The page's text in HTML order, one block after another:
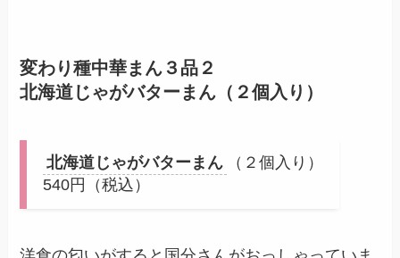
変わり種中華まん３品２
北海道じゃがバターまん（２個入り）
北海道じゃがバターまん
（２個入り）
540円（税込）